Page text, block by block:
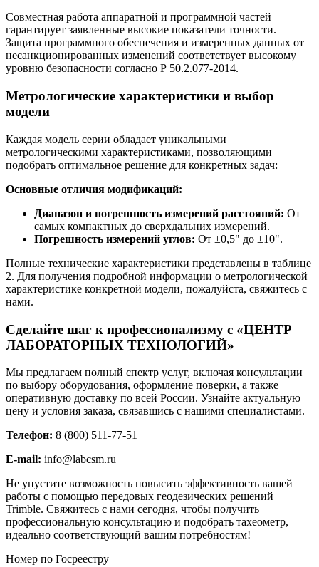
Совместная работа аппаратной и программной частей
гарантирует заявленные высокие показатели точности.
Защита программного обеспечения и измеренных данных от
несанкционированных изменений соответствует высокому
уровню безопасности согласно Р 50.2.077-2014.
Метрологические характеристики и выбор
модели
Каждая модель серии обладает уникальными
метрологическими характеристиками, позволяющими
подобрать оптимальное решение для конкретных задач:
Основные отличия модификаций:
Диапазон и погрешность измерений расстояний: От
самых компактных до сверхдальних измерений.
Погрешность измерений углов: От ±0,5" до ±10".
Полные технические характеристики представлены в таблице
2. Для получения подробной информации о метрологической
характеристике конкретной модели, пожалуйста, свяжитесь с
нами.
Сделайте шаг к профессионализму с «ЦЕНТР
ЛАБОРАТОРНЫХ ТЕХНОЛОГИЙ»
Мы предлагаем полный спектр услуг, включая консультации
по выбору оборудования, оформление поверки, а также
оперативную доставку по всей России. Узнайте актуальную
цену и условия заказа, связавшись с нашими специалистами.
Телефон: 8 (800) 511-77-51
E-mail: info@labcsm.ru
Не упустите возможность повысить эффективность вашей
работы с помощью передовых геодезических решений
Trimble. Свяжитесь с нами сегодня, чтобы получить
профессиональную консультацию и подобрать тахеометр,
идеально соответствующий вашим потребностям!
Номер по Госреестру